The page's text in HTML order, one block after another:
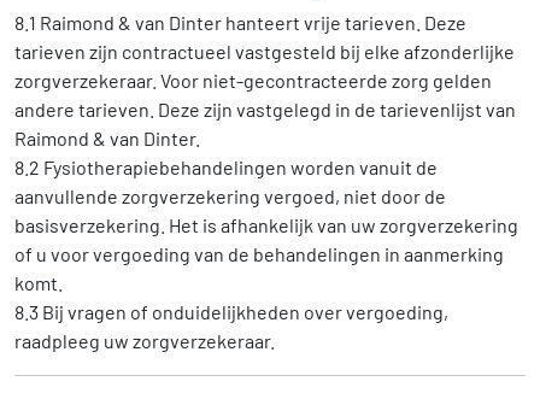
8.1 Raimond & van Dinter hanteert vrije tarieven. Deze
tarieven zijn contractueel vastgesteld bij elke afzonderlijke
zorgverzekeraar. Voor niet-gecontracteerde zorg gelden
andere tarieven. Deze zijn vastgelegd in de tarievenlijst van
Raimond & van Dinter.
8.2 Fysiotherapiebehandelingen worden vanuit de
aanvullende zorgverzekering vergoed, niet door de
basisverzekering. Het is afhankelijk van uw zorgverzekering
of u voor vergoeding van de behandelingen in aanmerking
komt.
8.3 Bij vragen of onduidelijkheden over vergoeding,
raadpleeg uw zorgverzekeraar.